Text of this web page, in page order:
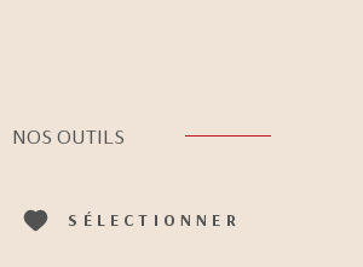
NOS OUTILS
SÉLECTIONNER